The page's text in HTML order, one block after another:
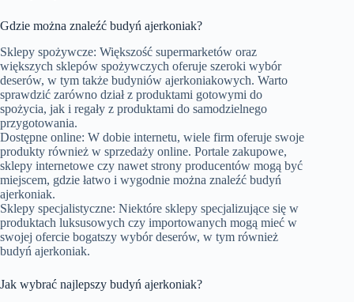
Gdzie można znaleźć budyń ajerkoniak?
Sklepy spożywcze: Większość supermarketów oraz
większych sklepów spożywczych oferuje szeroki wybór
deserów, w tym także budyniów ajerkoniakowych. Warto
sprawdzić zarówno dział z produktami gotowymi do
spożycia, jak i regały z produktami do samodzielnego
przygotowania.
Dostępne online: W dobie internetu, wiele firm oferuje swoje
produkty również w sprzedaży online. Portale zakupowe,
sklepy internetowe czy nawet strony producentów mogą być
miejscem, gdzie łatwo i wygodnie można znaleźć budyń
ajerkoniak.
Sklepy specjalistyczne: Niektóre sklepy specjalizujące się w
produktach luksusowych czy importowanych mogą mieć w
swojej ofercie bogatszy wybór deserów, w tym również
budyń ajerkoniak.
Jak wybrać najlepszy budyń ajerkoniak?